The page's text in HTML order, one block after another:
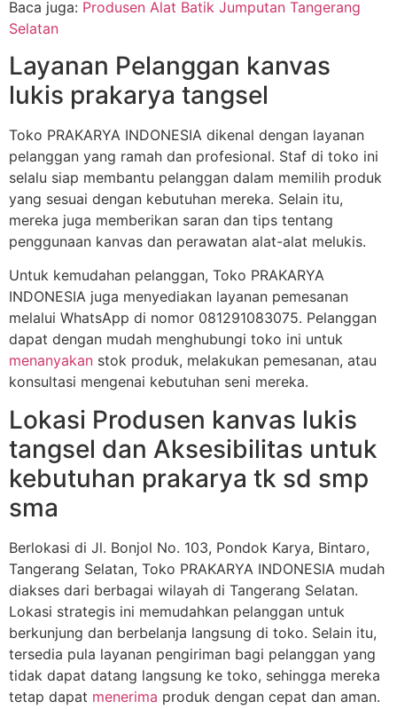
Baca juga: Produsen Alat Batik Jumputan Tangerang
Selatan
Layanan Pelanggan kanvas
lukis prakarya tangsel
Toko PRAKARYA INDONESIA dikenal dengan layanan
pelanggan yang ramah dan profesional. Staf di toko ini
selalu siap membantu pelanggan dalam memilih produk
yang sesuai dengan kebutuhan mereka. Selain itu,
mereka juga memberikan saran dan tips tentang
penggunaan kanvas dan perawatan alat-alat melukis.
Untuk kemudahan pelanggan, Toko PRAKARYA
INDONESIA juga menyediakan layanan pemesanan
melalui WhatsApp di nomor 081291083075. Pelanggan
dapat dengan mudah menghubungi toko ini untuk
menanyakan stok produk, melakukan pemesanan, atau
konsultasi mengenai kebutuhan seni mereka.
Lokasi Produsen kanvas lukis
tangsel dan Aksesibilitas untuk
kebutuhan prakarya tk sd smp
sma
Berlokasi di Jl. Bonjol No. 103, Pondok Karya, Bintaro,
Tangerang Selatan, Toko PRAKARYA INDONESIA mudah
diakses dari berbagai wilayah di Tangerang Selatan.
Lokasi strategis ini memudahkan pelanggan untuk
berkunjung dan berbelanja langsung di toko. Selain itu,
tersedia pula layanan pengiriman bagi pelanggan yang
tidak dapat datang langsung ke toko, sehingga mereka
tetap dapat menerima produk dengan cepat dan aman.